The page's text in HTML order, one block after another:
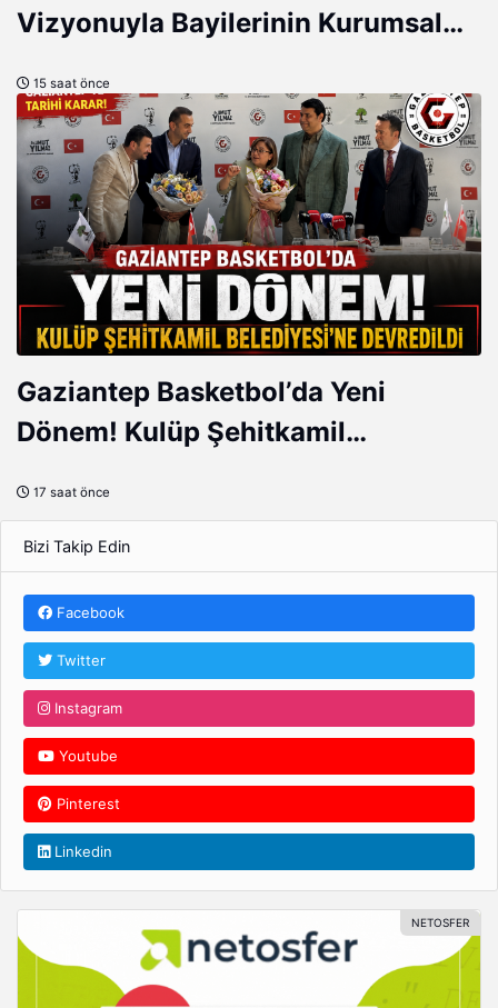
Vizyonuyla Bayilerinin Kurumsal
15 saat önce
Gaziantep Basketbol’da Yeni
Dönem! Kulüp Şehitkamil
17 saat önce
Bizi Takip Edin
Facebook
Twitter
Instagram
Youtube
Pinterest
Linkedin